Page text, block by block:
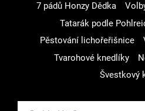
7 pádů Honzy Dědka
Tatarák podle
Pěstování lichořeřišnice
Tvarohové knedlíky
Švestkový